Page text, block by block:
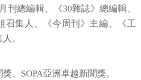
刊總編輯、《30雜誌》總編輯、
召集人、《今周刊》主編、《工
。
、SOPA亞洲卓越新聞獎。